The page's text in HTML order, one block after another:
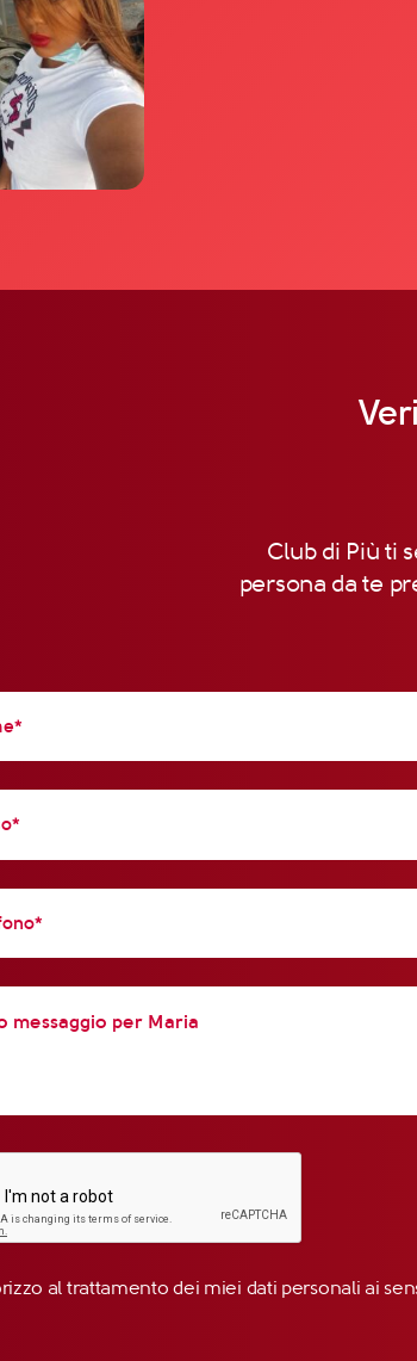
Club di Più ti
persona da te
al trattamento dei miei dati personali ai